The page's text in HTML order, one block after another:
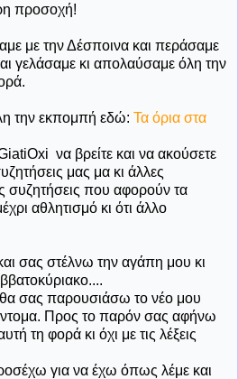
προσοχή!
με την Δέσποινα και περάσαμε
γελάσαμε κι απολαύσαμε όλη την
την εκπομπή εδώ: Τα όρια στα
να βρείτε και να ακούσετε
μας μα κι άλλες
συζητήσεις που αφορούν τα
αθλητισμό κι ότι άλλο
σας στέλνω την αγάπη μου κι
σας παρουσιάσω το νέο μου
Προς το παρόν σας αφήνω
τη φορά κι όχι με τις λέξεις
για να έχω όπως λέμε και